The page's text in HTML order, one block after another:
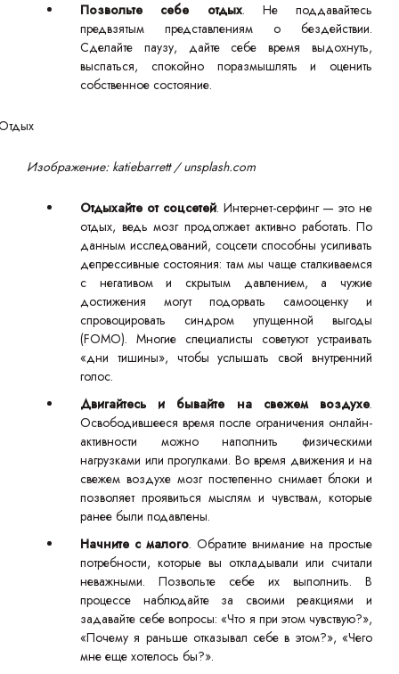
Позвольте себе отдых. Не поддавайтесь
предвзятым представлениям о бездействии.
Сделайте паузу, дайте себе время выдохнуть,
выспаться, спокойно поразмышлять и оценить
собственное состояние.
Изображение: katiebarrett / unsplash.com
Отдыхайте от соцсетей. Интернет-серфинг — это не
отдых, ведь мозг продолжает активно работать. По
данным исследований, соцсети способны усиливать
депрессивные состояния: там мы чаще сталкиваемся
с негативом и скрытым давлением, а чужие
достижения могут подорвать самооценку и
спровоцировать синдром упущенной выгоды
(FOMO). Многие специалисты советуют устраивать
«дни тишины», чтобы услышать свой внутренний
голос.
Двигайтесь и бывайте на свежем воздухе.
Освободившееся время после ограничения онлайн-
активности можно наполнить физическими
нагрузками или прогулками. Во время движения и на
свежем воздухе мозг постепенно снимает блоки и
позволяет проявиться мыслям и чувствам, которые
ранее были подавлены.
Начните с малого. Обратите внимание на простые
потребности, которые вы откладывали или считали
неважными. Позвольте себе их выполнить. В
процессе наблюдайте за своими реакциями и
задавайте себе вопросы: «Что я при этом чувствую?»,
«Почему я раньше отказывал себе в этом?», «Чего
мне еще хотелось бы?».